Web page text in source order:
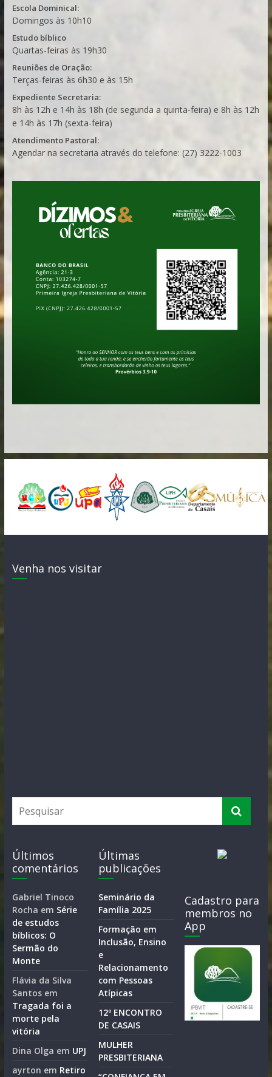
Escola Dominical:
Domingos às 10h10
Estudo bíblico
Quartas-feiras às 19h30
Reuniões de Oração:
Terças-feiras às 6h30 e às 15h
Expediente Secretaria:
8h às 12h e 14h às 18h (de segunda a quinta-feira) e 8h às 12h
e 14h às 17h (sexta-feira)
Atendimento Pastoral:
Agendar na secretaria através do telefone: (27) 3222-1003
Venha nos visitar
Últimos
comentários
Gabriel Tinoco
Rocha em Série
de estudos
bíblicos: O
Sermão do
Monte
Flávia da Silva
Santosem
Tragada foi a
morte pela
vitória
Dina Olga em UPJ
ayrton em Retiro
Últimas
publicações
Seminário da
Família 2025
Formação em
Inclusão, Ensino
e
Relacionamento
com Pessoas
Atípicas
12º ENCONTRO
DE CASAIS
MULHER
PRESBITERIANA
Cadastro para
membros no
App